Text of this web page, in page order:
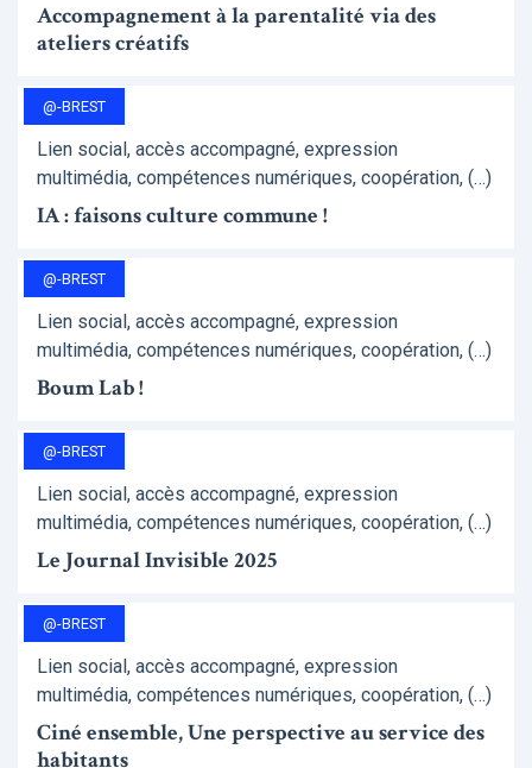
Accompagnement à la parentalité via des
ateliers créatifs
@-BREST
Lien social, accès accompagné, expression
multimédia, compétences numériques, coopération, (…)
IA : faisons culture commune !
@-BREST
Lien social, accès accompagné, expression
multimédia, compétences numériques, coopération, (…)
Boum Lab !
@-BREST
Lien social, accès accompagné, expression
multimédia, compétences numériques, coopération, (…)
Le Journal Invisible 2025
@-BREST
Lien social, accès accompagné, expression
multimédia, compétences numériques, coopération, (…)
Ciné ensemble, Une perspective au service des
habitants